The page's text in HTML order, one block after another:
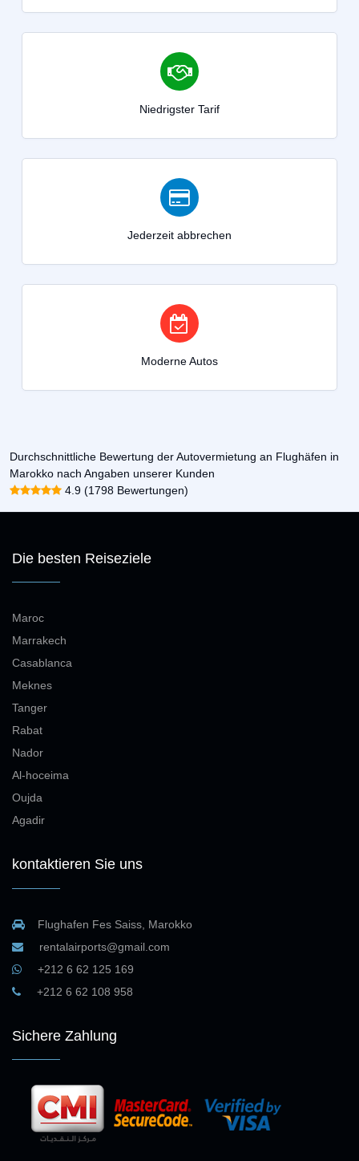
Niedrigster Tarif
Jederzeit abbrechen
Moderne Autos
Durchschnittliche Bewertung der Autovermietung an Flughäfen in
Marokko nach Angaben unserer Kunden
4.9 (1798 Bewertungen)
Die besten Reiseziele
Maroc
Marrakech
Casablanca
Meknes
Tanger
Rabat
Nador
Al-hoceima
Oujda
Agadir
kontaktieren Sie uns
Flughafen Fes Saiss, Marokko
rentalairports@gmail.com
+212 6 62 125 169
+212 6 62 108 958
Sichere Zahlung